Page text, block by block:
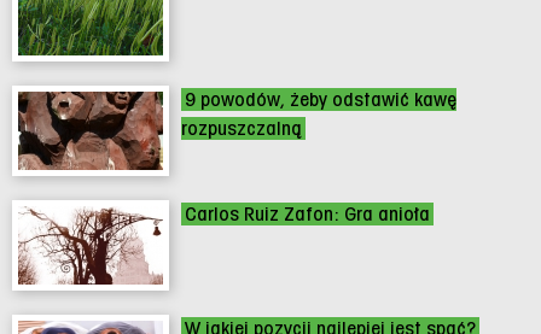
9 powodów, żeby odstawić kawę
rozpuszczalną
Carlos Ruiz Zafon: Gra anioła
W jakiej pozycji najlepiej jest spać?